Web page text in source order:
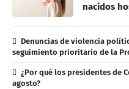
nacidos
Denuncias de violencia
seguimiento prioritario de la
¿Por qué los presidentes de
agosto?